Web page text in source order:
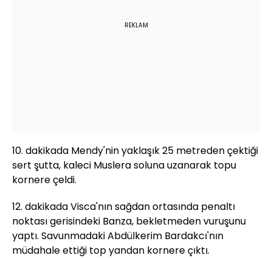
REKLAM
10. dakikada Mendy'nin yaklaşık 25 metreden çektiği
sert şutta, kaleci Muslera soluna uzanarak topu
kornere çeldi.
12. dakikada Visca'nın sağdan ortasında penaltı
noktası gerisindeki Banza, bekletmeden vuruşunu
yaptı. Savunmadaki Abdülkerim Bardakcı'nın
müdahale ettiği top yandan kornere çıktı.